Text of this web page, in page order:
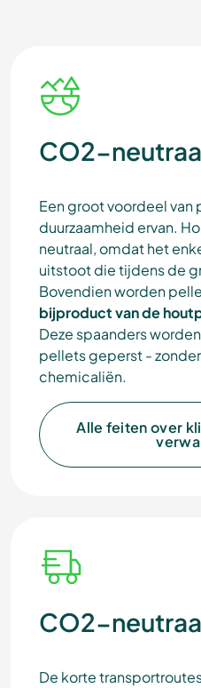
CO2-
Een groot voordeel
duurzaamheid ervan.
neutraal, omdat het
uitstoot die tijdens de
Bovendien worden
bijproduct van de
Deze spaanders
pellets geperst -
chemicaliën.
Alle feiten over
CO2-
De korte